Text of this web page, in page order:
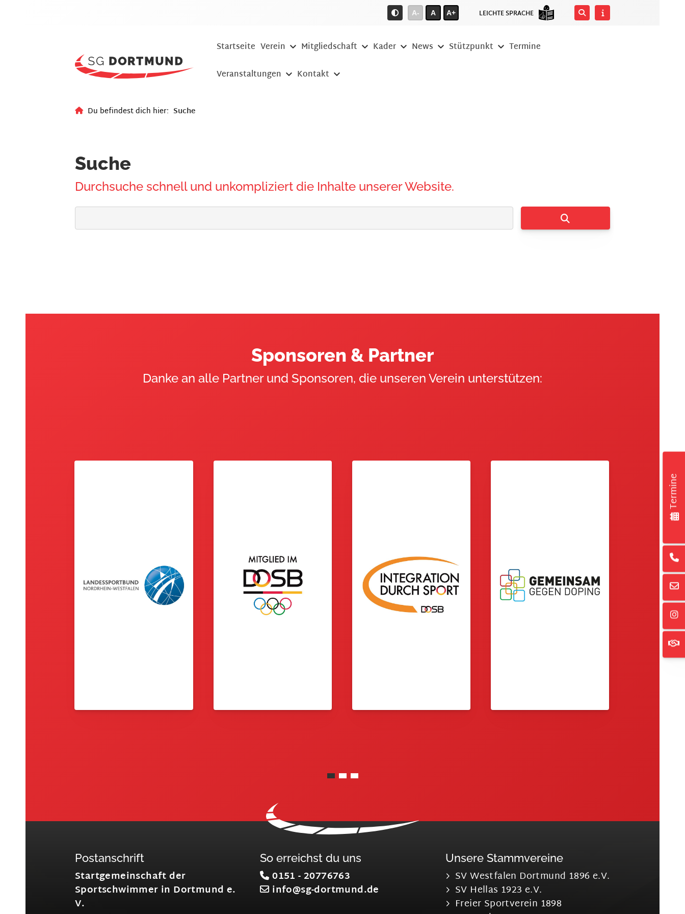
A- A A+ LEICHTE SPRACHE
Startseite Verein Mitgliedschaft Kader News Stützpunkt
Termine
Veranstaltungen
Kontakt
Du befindest dich hier: Suche
Suche
Durchsuche schnell und unkompliziert die Inhalte unserer Website.
Ich suche nach ...
Sponsoren & Partner
Danke an alle Partner und Sponsoren, die unseren Verein unterstützen:
Postanschrift
Startgemeinschaft der
Sportschwimmer in Dortmund e.
V.
So erreichst du uns
0151 - 20776763
info@sg-dortmund.de
Unsere Stammvereine
SV Westfalen Dortmund 1896 e.V.
SV Hellas 1923 e.V.
Freier Sportverein 1898
Termine
V.
Freier Sportverein 1898